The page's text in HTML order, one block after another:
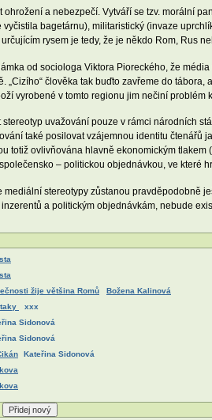
ohrožení a nebezpečí. Vytváří se tzv. morální
bagetárnu), militaristický (invaze
rysem je tedy, že je někdo Rom, Rus
od sociologa Viktora Pioreckého, že
„Cizího“ člověka tak buďto zavřeme do
vyrobené v tomto regionu jim nečiní problém
uvažování pouze v rámci národních
také posilovat vzájemnou identitu čtenářů
totiž ovlivňována hlavně ekonomickým
– politickou objednávkou, ve které
mediální stereotypy zůstanou pravděpodobně
a politickým objednávkám, nebude
žije většina Romů
Božena Kalinová
xxx
Sidonová
Sidonová
Kateřina Sidonová